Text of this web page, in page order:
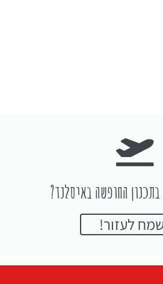
החופשה באיסלנד?
לעזור!